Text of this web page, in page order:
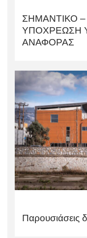
ΣΗΜΑΝΤΙΚΟ
ΥΠΟΧΡΕΩΣΗ
ΑΝΑΦΟΡΑΣ
Παρουσιάσεις